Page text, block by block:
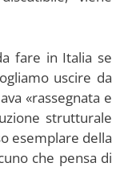
fare in Italia se
uscire da
«rassegnata e
strutturale
esemplare della
che pensa di